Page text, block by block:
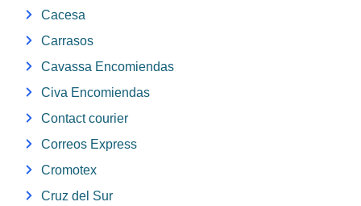
Cacesa
Carrasos
Cavassa Encomiendas
Civa Encomiendas
Contact courier
Correos Express
Cromotex
Cruz del Sur